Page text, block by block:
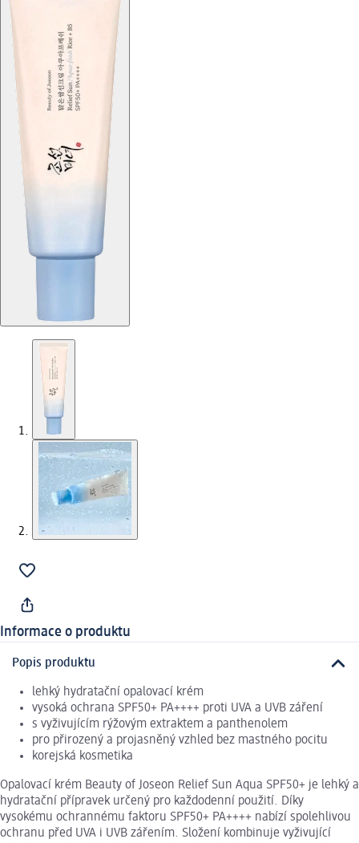
Informace o produktu
Popis produktu
lehký hydratační opalovací krém
vysoká ochrana SPF50+ PA++++ proti UVA a UVB záření
s vyživujícím rýžovým extraktem a panthenolem
pro přirozený a projasněný vzhled bez mastného pocitu
korejská kosmetika
Opalovací krém Beauty of Joseon Relief Sun Aqua SPF50+ je lehký a
hydratační přípravek určený pro každodenní použití. Díky
vysokému ochrannému faktoru SPF50+ PA++++ nabízí spolehlivou
ochranu před UVA i UVB zářením. Složení kombinuje vyživující